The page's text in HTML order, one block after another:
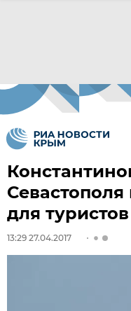
Севастополя
для туристов
13:29 27.04.2017